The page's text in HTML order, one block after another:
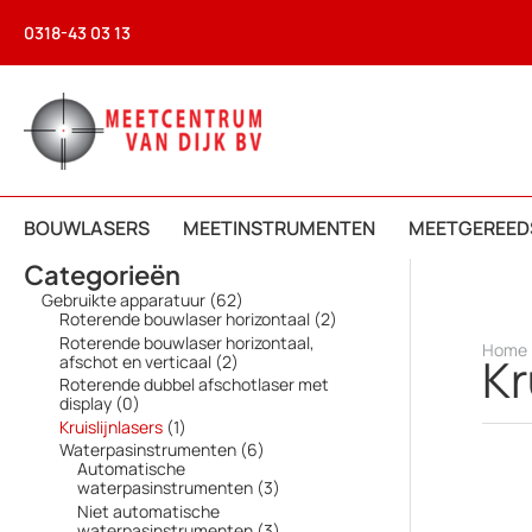
naar
de
inhoud
0318-43 03 13
BOUWLASERS MEETINSTRUMENTEN
Categorieën
Gebruikte apparatuur 626
2
p
r
o
d
t
n
Roterende bouwlaser horizontaal 22
p
Roterende bouwlaser horizontaal,
afschot en verticaal 22
p
r
u
t
Roterende dubbel afschotlaser met
display 00
p
r
o
d
u
c
Kruislijnlasers 11
p
r
o
d
u
Waterpasinstrumenten 66
p
r
o
d
Automatische
waterpasinstrumenten 33
p
r
Niet automatische
Home